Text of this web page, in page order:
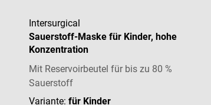
Intersurgical
Sauerstoff-Maske für Kinder, hohe
Konzentration
Mit Reservoirbeutel für bis zu 80 %
Sauerstoff
Variante: für Kinder